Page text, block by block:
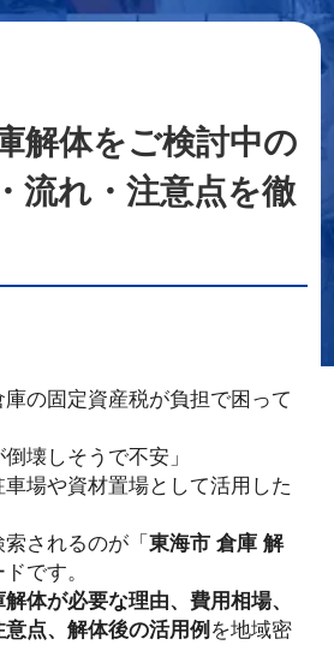
解体をご検討中の
流れ・注意点を徹
庫の固定資産税が負担で困って
壊しそうで不安」
車場や資材置場として活用した
されるのが「 東海市 倉庫 解
です。
体が必要な理由、費用相場、
点、解体後の活用例 を地域密